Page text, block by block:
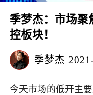
季梦杰：市场聚
控板块！
季梦杰
今天市场的低开主